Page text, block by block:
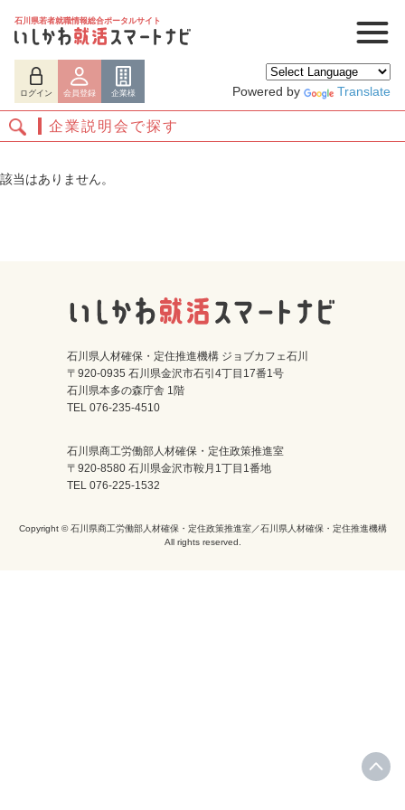
石川県若者就職情報総合ポータルサイト
ログイン 会員登録 企業様 Powered by Translate
ログイン 会員登録
企業説明会で探す
該当はありません。
石川県人材確保・定住推進機構 ジョブカフェ石川
〒920-0935 石川県金沢市石引4丁目17番1号
石川県本多の森庁舎 1階
TEL 076-235-4510
石川県商工労働部人材確保・定住政策推進室
〒920-8580 石川県金沢市鞍月1丁目1番地
TEL 076-225-1532
Copyright © 石川県商工労働部人材確保・定住政策推進室／石川県人材確保・定住推進機構
All rights reserved.